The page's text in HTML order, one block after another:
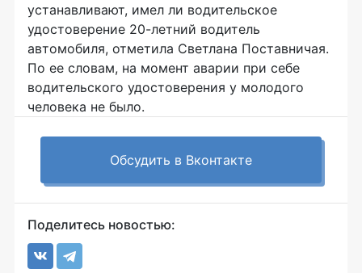
устанавливают, имел ли водительское
удостоверение 20-летний водитель
автомобиля, отметила Светлана Поставничая.
По ее словам, на момент аварии при себе
водительского удостоверения у молодого
человека не было.
Обсудить в Вконтакте
Поделитесь новостью: